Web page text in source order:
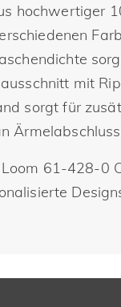
hochwertiger
mit
sorgt für
61-428-0